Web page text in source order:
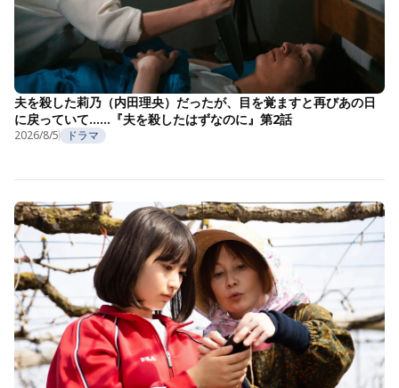
夫を殺した莉乃（内田理央）だったが、目を覚ますと再びあの日
に戻っていて……『夫を殺したはずなのに』第2話
2026/8/5 ドラマ